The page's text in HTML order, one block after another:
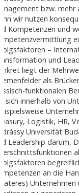
bzw. mehr
wir nutzen
Kompetenzen und
–
und
liegt der
als
funktionalen
sich innerhalb von
Logistik, HR,
Universität
Leadership darum,
an die
Unternehmen